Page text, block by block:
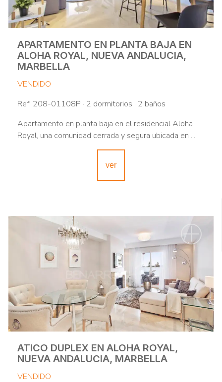
APARTAMENTO EN PLANTA BAJA EN
ALOHA ROYAL, NUEVA ANDALUCIA,
MARBELLA
VENDIDO
Ref. 208-01108P · 2 dormitorios · 2 baños
Apartamento en planta baja en el residencial Aloha
Royal, una comunidad cerrada y segura ubicada en ...
ver
ATICO DUPLEX EN ALOHA ROYAL,
NUEVA ANDALUCIA, MARBELLA
VENDIDO